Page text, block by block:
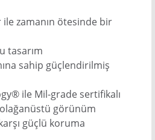
zamanın ötesinde bir
tasarım
sahip güçlendirilmiş
ile Mil-grade sertifikalı
görünüm
güçlü koruma